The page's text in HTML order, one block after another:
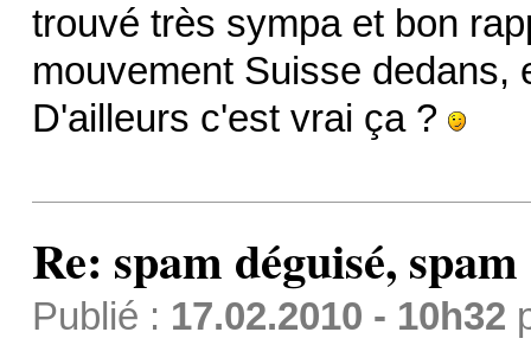
trouvé très sympa et bon
mouvement Suisse dedans,
D'ailleurs c'est vrai ça ?
Re: spam déguisé,
Publié : 17.02.2010 - 10h32